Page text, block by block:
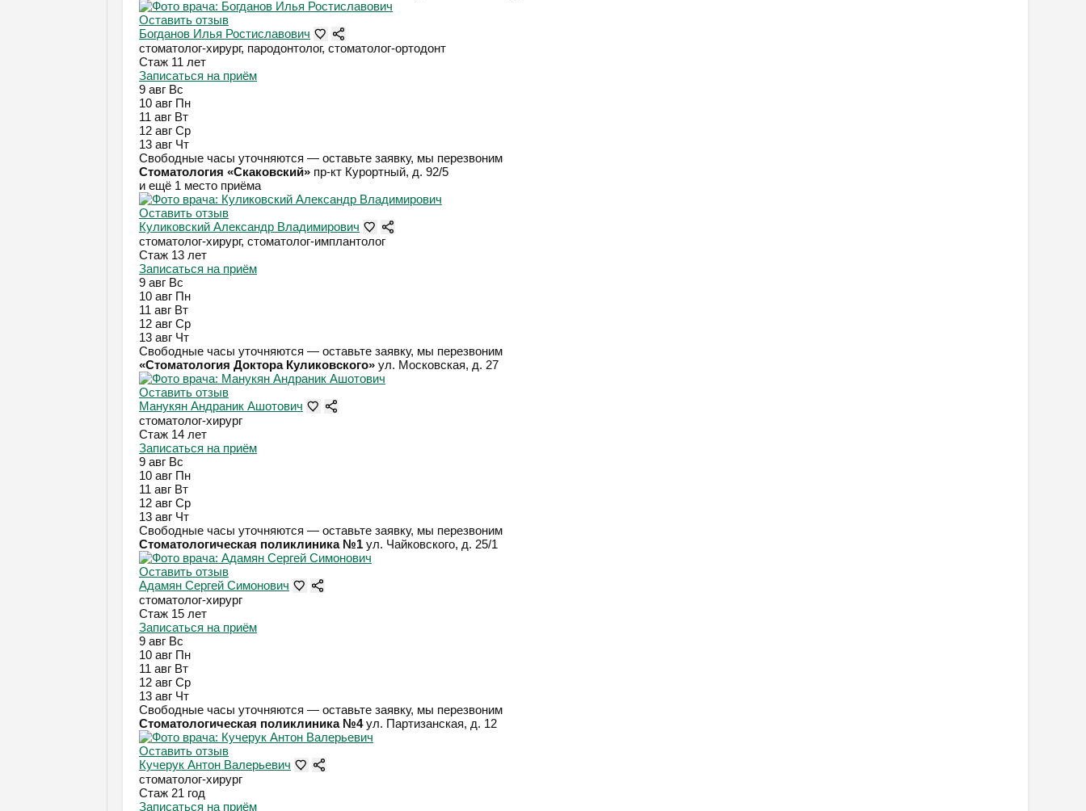
Оставить отзыв
Богданов Илья Ростиславович
стоматолог-хирург, пародонтолог, стоматолог-ортодонт
Стаж 11 лет
Записаться на приём
9 авг Вс
10 авг Пн
11 авг Вт
12 авг Ср
13 авг Чт
Свободные часы уточняются — оставьте заявку, мы перезвоним
Стоматология «Скаковский» пр-кт Курортный, д. 92/5
и ещё 1 место приёма
Оставить отзыв
Куликовский Александр Владимирович
стоматолог-хирург, стоматолог-имплантолог
Стаж 13 лет
Записаться на приём
9 авг Вс
10 авг Пн
11 авг Вт
12 авг Ср
13 авг Чт
Свободные часы уточняются — оставьте заявку, мы перезвоним
«Стоматология Доктора Куликовского» ул. Московская, д. 27
Оставить отзыв
Манукян Андраник Ашотович
стоматолог-хирург
Стаж 14 лет
Записаться на приём
9 авг Вс
10 авг Пн
11 авг Вт
12 авг Ср
13 авг Чт
Свободные часы уточняются — оставьте заявку, мы перезвоним
Стоматологическая поликлиника №1 ул. Чайковского, д. 25/1
Оставить отзыв
Адамян Сергей Симонович
стоматолог-хирург
Стаж 15 лет
Записаться на приём
9 авг Вс
10 авг Пн
11 авг Вт
12 авг Ср
13 авг Чт
Свободные часы уточняются — оставьте заявку, мы перезвоним
Стоматологическая поликлиника №4 ул. Партизанская, д. 12
Оставить отзыв
Кучерук Антон Валерьевич
стоматолог-хирург
Стаж 21 год
Записаться на приём